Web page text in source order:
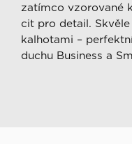
zatímco vzorované
cit pro detail.
kalhotami –
duchu Business a